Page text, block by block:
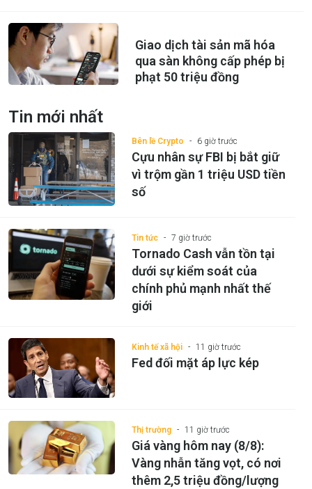
Giao dịch tài sản mã hóa
qua sàn không cấp phép bị
phạt 50 triệu đồng
Tin mới nhất
Bên lề Crypto 6 giờ trước
Cựu nhân sự FBI bị bắt giữ
vì trộm gần 1 triệu USD tiền
số
Tin tức 7 giờ trước
Tornado Cash vẫn tồn tại
dưới sự kiểm soát của
chính phủ mạnh nhất thế
giới
Kinh tế xã hội 11 giờ trước
Fed đối mặt áp lực kép
Thị trường 11 giờ trước
Giá vàng hôm nay (8/8):
Vàng nhẫn tăng vọt, có nơi
thêm 2,5 triệu đồng/lượng